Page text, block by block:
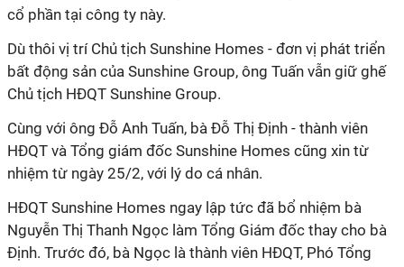
cổ phần tại công ty này.
Dù thôi vị trí Chủ tịch Sunshine Homes - đơn vị phát triển
bất động sản của Sunshine Group, ông Tuấn vẫn giữ ghế
Chủ tịch HĐQT Sunshine Group.
Cùng với ông Đỗ Anh Tuấn, bà Đỗ Thị Định - thành viên
HĐQT và Tổng giám đốc Sunshine Homes cũng xin từ
nhiệm từ ngày 25/2, với lý do cá nhân.
HĐQT Sunshine Homes ngay lập tức đã bổ nhiệm bà
Nguyễn Thị Thanh Ngọc làm Tổng Giám đốc thay cho bà
Định. Trước đó, bà Ngọc là thành viên HĐQT, Phó Tổng